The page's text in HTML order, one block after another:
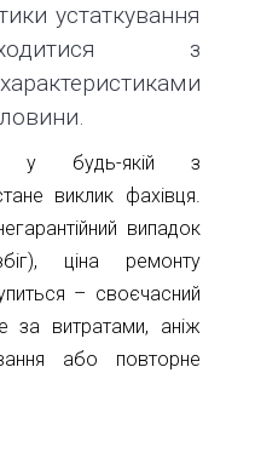
устаткування
з
у будь-якій з
виклик фахівця.
випадок
ціна ремонту
– своєчасний
за витратами, аніж
або повторне